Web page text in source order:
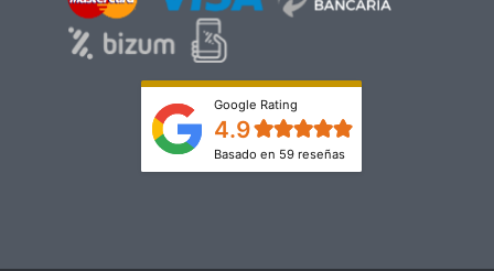
Google Rating
4.9
Basado en 59 reseñas